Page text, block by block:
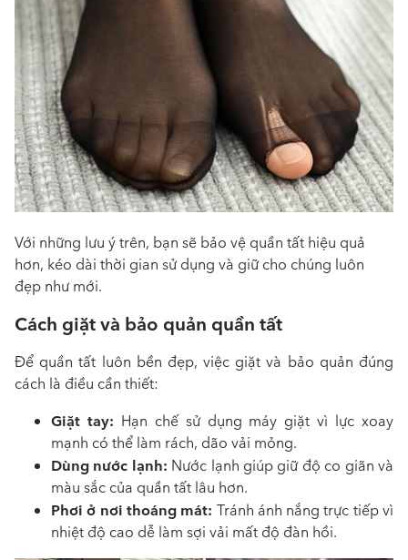
Với những lưu ý trên, bạn sẽ bảo vệ quần tất hiệu quả
hơn, kéo dài thời gian sử dụng và giữ cho chúng luôn
đẹp như mới.
Cách giặt và bảo quản quần tất
Để quần tất luôn bền đẹp, việc giặt và bảo quản đúng
cách là điều cần thiết:
Giặt tay: Hạn chế sử dụng máy giặt vì lực xoay
mạnh có thể làm rách, dão vải mỏng.
Dùng nước lạnh: Nước lạnh giúp giữ độ co giãn và
màu sắc của quần tất lâu hơn.
Phơi ở nơi thoáng mát: Tránh ánh nắng trực tiếp vì
nhiệt độ cao dễ làm sợi vải mất độ đàn hồi.